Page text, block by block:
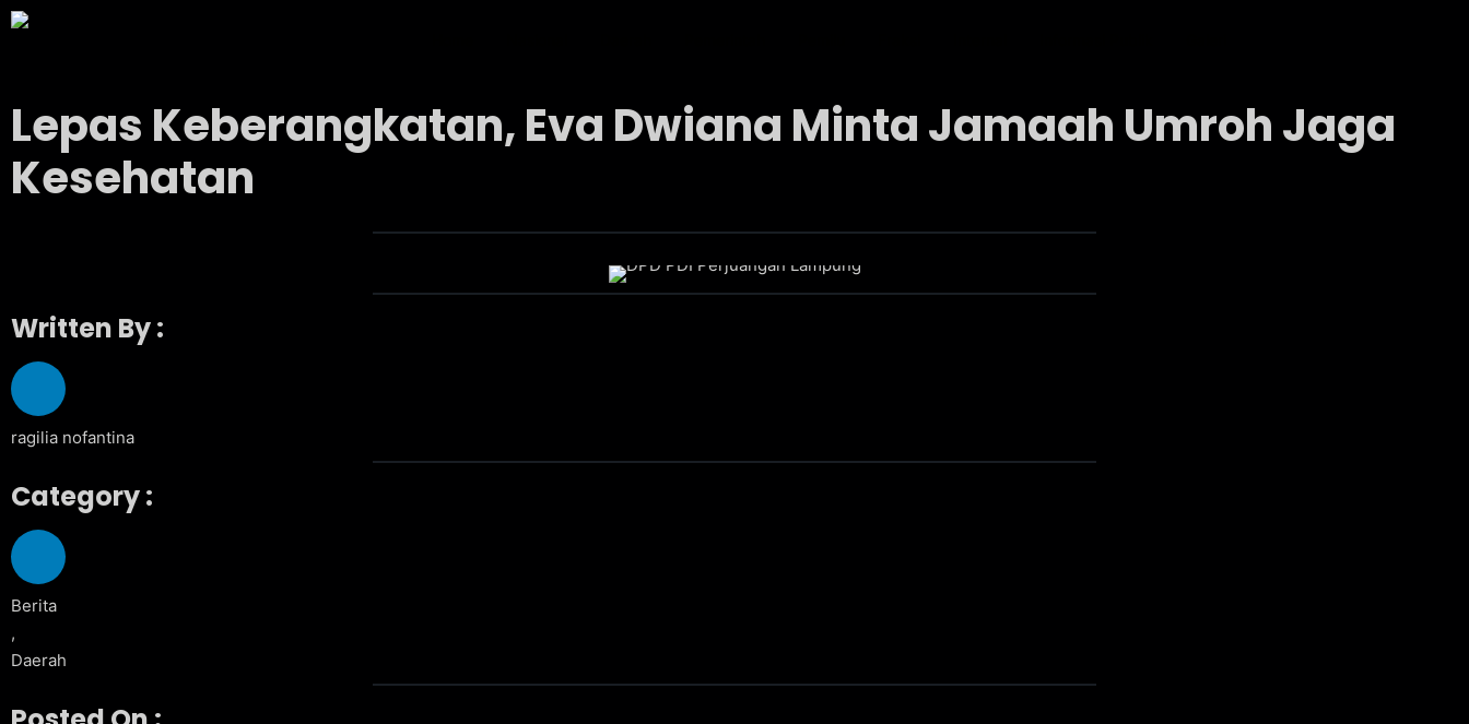
Lepas Keberangkatan, Eva Dwiana Minta Jamaah Umroh Jaga
Kesehatan
Written By :
ragilia nofantina
Category :
Berita
,
Daerah